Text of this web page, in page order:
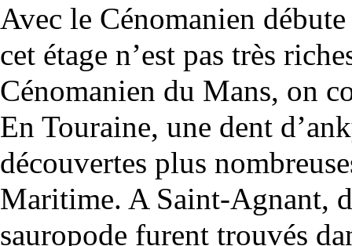
Avec le Cénomanien
cet étage n’est pas très
Cénomanien du Mans, on
En Touraine, une dent
découvertes plus
Maritime. A Saint-Agnant,
sauropode furent trouvés